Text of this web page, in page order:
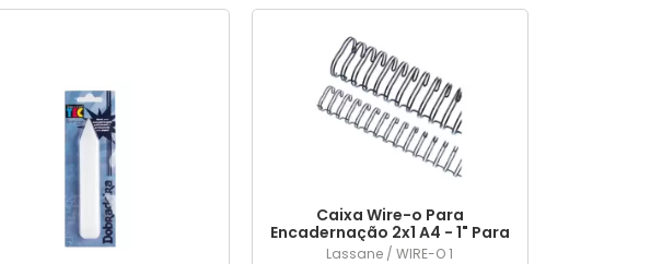
MENOR PREÇO
MAIOR PREÇO
Caixa Wire-o Para
Encadernação 2x1 A4 - 1" Para
200 Fls 50 und (COR DIVERSA)
Lassane / WIRE-O 1